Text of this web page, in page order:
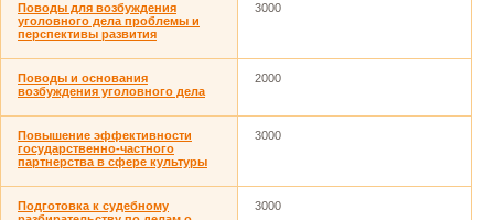
Поводы для возбуждения
уголовного дела проблемы и
перспективы развития
3000
Поводы и основания
возбуждения уголовного дела
2000
Повышение эффективности
государственно-частного
партнерства в сфере культуры
3000
Подготовка к судебному
3000